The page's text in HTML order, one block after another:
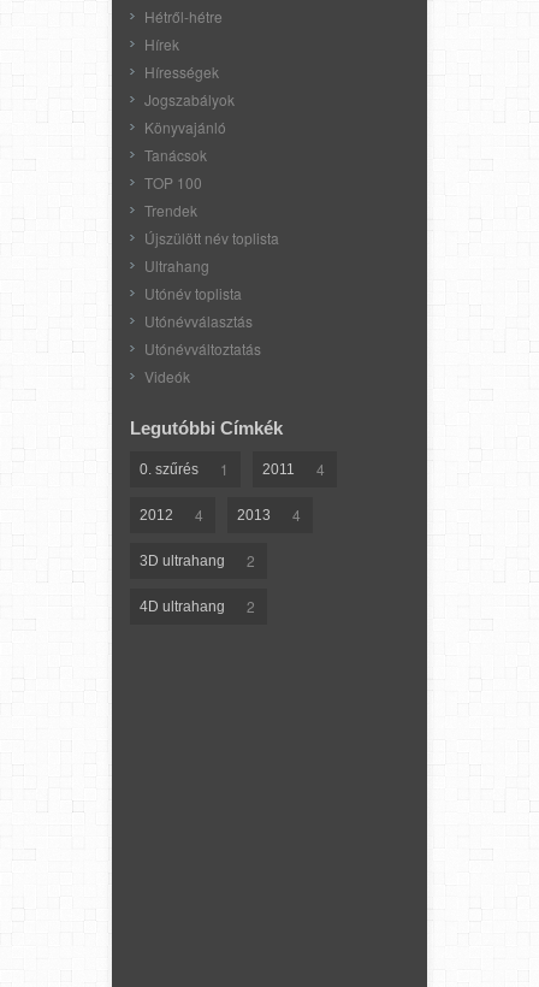
Hétről-hétre
Hírek
Hírességek
Jogszabályok
Könyvajánló
Tanácsok
TOP 100
Trendek
Újszülött név toplista
Ultrahang
Utónév toplista
Utónévválasztás
Utónévváltoztatás
Videók
Legutóbbi Címkék
0. szűrés 1 2011 4
2012 4 2013 4
3D ultrahang 2
4D ultrahang 2